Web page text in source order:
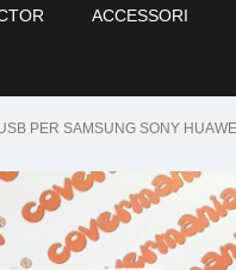
ACCESSORI
PER SAMSUNG SONY